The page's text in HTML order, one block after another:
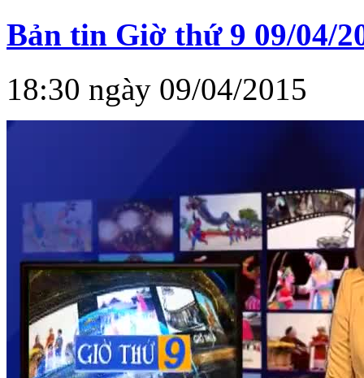
Bản tin Giờ thứ 9 09/04/
18:30 ngày 09/04/2015